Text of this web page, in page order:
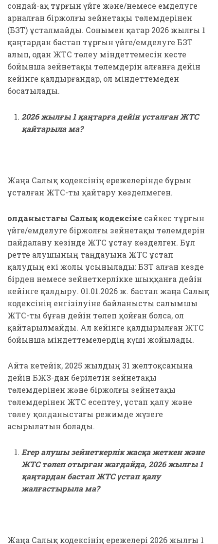
сондай-ақ тұрғын үйге және/немесе емделуге
арналған біржолғы зейнетақы төлемдерінен
(БЗТ) ұсталмайды. Сонымен қатар 2026 жылғы 1
қаңтардан бастап тұрғын үйге/емделуге БЗТ
алып, одан ЖТС төлеу міндеттемесін кесте
бойынша зейнетақы төлемдерін алғанға дейін
кейінге қалдырғандар, ол міндеттемеден
босатылады.
2026 жылғы 1 қаңтарға дейін ұсталған ЖТС
қайтарыла ма?
Жаңа Салық кодексінің ережелерінде бұрын
ұсталған ЖТС-ты қайтару көзделмеген.
Қолданыстағы Салық кодексіне сәйкес тұрғын
үйге/емделуге біржолғы зейнетақы төлемдерін
пайдалану кезінде ЖТС ұстау көзделген. Бұл
ретте алушының таңдауына ЖТС ұстап
қалудың екі жолы ұсынылады: БЗТ алған кезде
бірден немесе зейнеткерлікке шыққанға дейін
кейінге қалдыру. 01.01.2026 ж. бастап жаңа Салық
кодексінің енгізілуіне байланысты салымшы
ЖТС-ты бұған дейін төлеп қойған болса, ол
қайтарылмайды. Ал кейінге қалдырылған ЖТС
бойынша міндеттемелердің күші жойылады.
Айта кетейік, 2025 жылдың 31 желтоқсанына
дейін БЖЗҚ-дан берілетін зейнетақы
төлемдерінен және біржолғы зейнетақы
төлемдерінен ЖТС есептеу, ұстап қалу және
төлеу қолданыстағы режимде жүзеге
асырылатын болады.
Егер алушы зейнеткерлік жасқа жеткен және
ЖТС төлеп отырған жағдайда, 2026 жылғы 1
қаңтардан бастап ЖТС ұстап қалу
жалғастырыла ма?
Жаңа Салық кодексінің ережелері 2026 жылғы 1